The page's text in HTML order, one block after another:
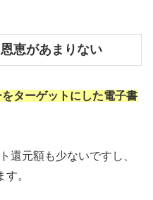
恵があまりない
ターゲットにした電子書
還元額も少ないですし、
。